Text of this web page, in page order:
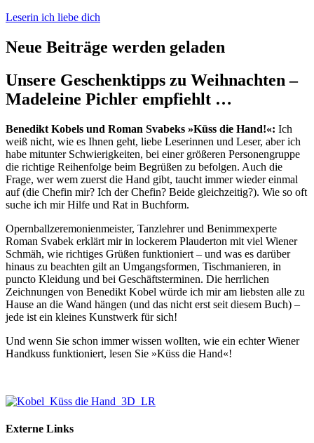
Leserin ich liebe dich
Neue Beiträge werden geladen
Unsere Geschenktipps zu Weihnachten –
Madeleine Pichler empfiehlt …
Benedikt Kobels und Roman Svabeks »Küss die Hand!«: Ich
weiß nicht, wie es Ihnen geht, liebe Leserinnen und Leser, aber ich
habe mitunter Schwierigkeiten, bei einer größeren Personengruppe
die richtige Reihenfolge beim Begrüßen zu befolgen. Auch die
Frage, wer wem zuerst die Hand gibt, taucht immer wieder einmal
auf (die Chefin mir? Ich der Chefin? Beide gleichzeitig?). Wie so oft
suche ich mir Hilfe und Rat in Buchform.
Opernballzeremonienmeister, Tanzlehrer und Benimmexperte
Roman Svabek erklärt mir in lockerem Plauderton mit viel Wiener
Schmäh, wie richtiges Grüßen funktioniert – und was es darüber
hinaus zu beachten gilt an Umgangsformen, Tischmanieren, in
puncto Kleidung und bei Geschäftsterminen. Die herrlichen
Zeichnungen von Benedikt Kobel würde ich mir am liebsten alle zu
Hause an die Wand hängen (und das nicht erst seit diesem Buch) –
jede ist ein kleines Kunstwerk für sich!
Und wenn Sie schon immer wissen wollten, wie ein echter Wiener
Handkuss funktioniert, lesen Sie »Küss die Hand«!
Externe Links